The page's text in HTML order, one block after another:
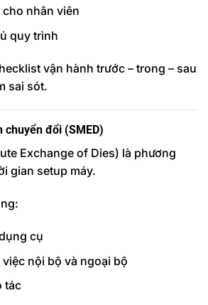
nhân viên
quy trình
vận hành trước – trong – sau
sai sót.
đổi (SMED)
Exchange of Dies) là phương
gian setup máy.
cụ
nội bộ và ngoại bộ
tác